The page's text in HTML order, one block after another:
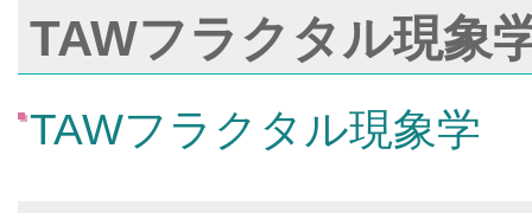
TAWフラクタル現象
TAWフラクタル現象学